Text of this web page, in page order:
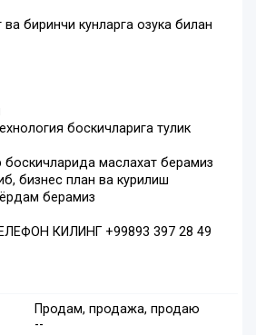
биринчи кунларга озука билан
боскичларига тулик
боскичларида маслахат берамиз
бизнес план ва курилиш
берамиз
КИЛИНГ +99893 397 28 49
Продам, продажа, продаю
--